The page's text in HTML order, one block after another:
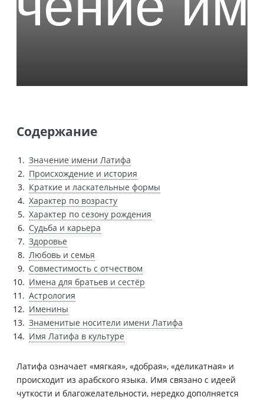
Содержание
Значение имени Латифа
Происхождение и история
Краткие и ласкательные формы
Характер по возрасту
Характер по сезону рождения
Судьба и карьера
Здоровье
Любовь и семья
Совместимость с отчеством
Имена для братьев и сестёр
Астрология
Именины
Знаменитые носители имени Латифа
Имя Латифа в культуре
Латифа означает «мягкая», «добрая», «деликатная» и
происходит из арабского языка. Имя связано с идеей
чуткости и благожелательности, нередко дополняется